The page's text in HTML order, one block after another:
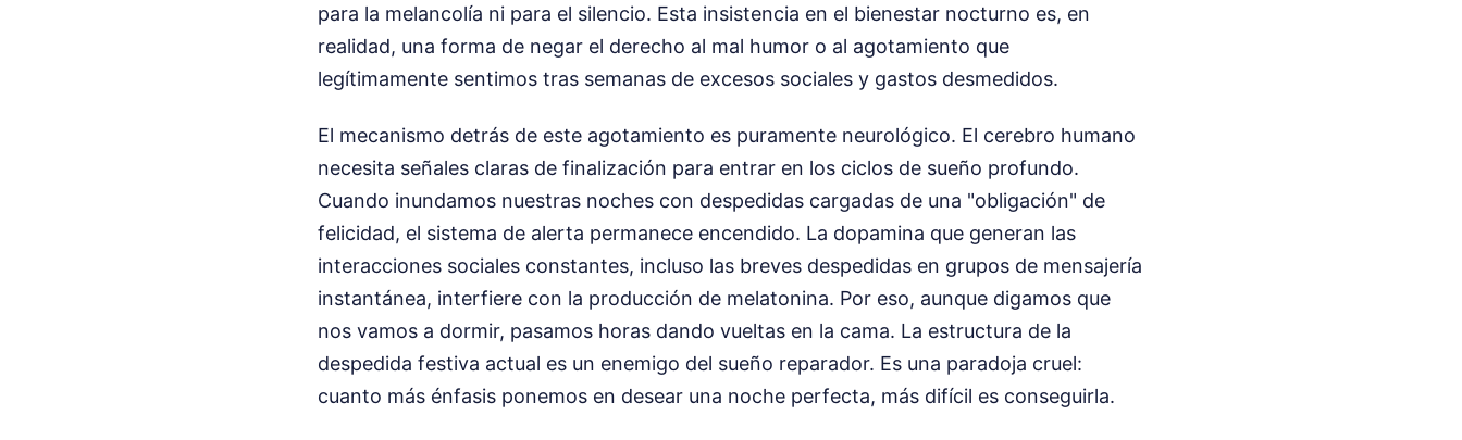
para la melancolía ni para el silencio. Esta insistencia en el bienestar nocturno es, en
realidad, una forma de negar el derecho al mal humor o al agotamiento que
legítimamente sentimos tras semanas de excesos sociales y gastos desmedidos.
El mecanismo detrás de este agotamiento es puramente neurológico. El cerebro humano
necesita señales claras de finalización para entrar en los ciclos de sueño profundo.
Cuando inundamos nuestras noches con despedidas cargadas de una "obligación" de
felicidad, el sistema de alerta permanece encendido. La dopamina que generan las
interacciones sociales constantes, incluso las breves despedidas en grupos de mensajería
instantánea, interfiere con la producción de melatonina. Por eso, aunque digamos que
nos vamos a dormir, pasamos horas dando vueltas en la cama. La estructura de la
despedida festiva actual es un enemigo del sueño reparador. Es una paradoja cruel:
cuanto más énfasis ponemos en desear una noche perfecta, más difícil es conseguirla.